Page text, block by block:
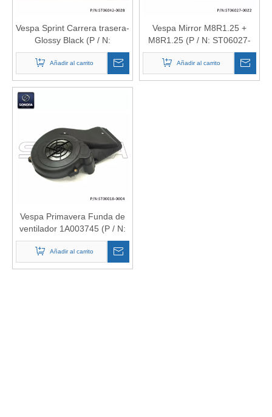
Vespa Sprint Carrera trasera-
Glossy Black (P / N:
ST06042-0028) Calidad
superior
Añadir al carrito
Vespa Mirror M8R1.25 +
M8R1.25 (P / N: ST06027-
0022) Calidad superior
Añadir al carrito
Vespa Primavera Funda de
ventilador 1A003745 (P / N:
ST00018-0004) Calidad
superior
Añadir al carrito